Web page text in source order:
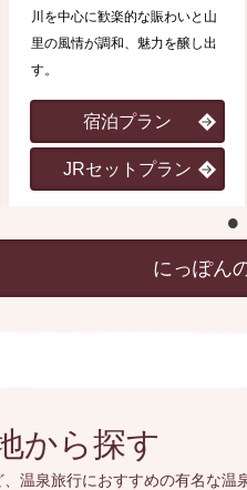
川を中心に歓楽的な賑わいと山
里の風情が調和、魅力を醸し出
す。
宿泊プラン
JRセットプラン
にっぽん
から探す
温泉旅行におすすめの有名な温